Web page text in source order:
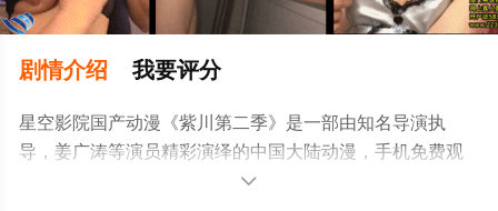
剧情介绍 我要评分
星空影院国产动漫《紫川第二季》是一部由知名导演执
导，姜广涛等演员精彩演绎的中国大陆动漫，手机免费观
看高清无删减完整版动漫全集就上星空电影网，更多相关
